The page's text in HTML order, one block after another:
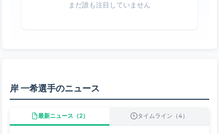
まだ誰も注目していません
岸 一希選手のニュース
最新ニュース（2） タイムライン（4）